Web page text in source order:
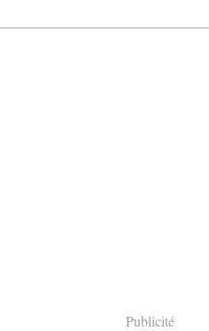
Publicité